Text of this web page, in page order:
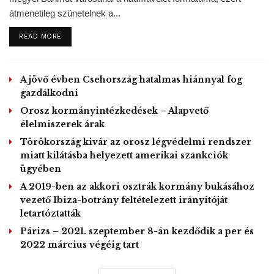
Az éttermekben, kávéházakban és a
bárokban az ott dolgozóknak kötelező lesz
takarniuk az arcukat érkezésekor és
távozáskor, valamint ha felállnak az
asztaltól.
Egy asztalnál legfeljebb tíz ember foglalhat helyet,
legalább egy méteres távolságot kell tartani az asztalok
között. A bárokban tilos lesz állva fogyasztani. A
vendéglátóipart sújtották valószínűleg a leginkább a
koronavírus-járvány miatti korlátozások – ismerte el Bruno
Le Maire gazdasági miniszter, és
keddi nyitást.„Hatalmas a várakozás, mindannyian
szeretnénk újra lélegezni és élni”
átmenetileg szünetelnek a...
READ MOREDETAILS
A jövő évben Csehország hatalmas hiánnyal fog
gazdálkodni
Orosz kormányintézkedések – Alapvető
élelmiszerek árak
Törökország kivár az orosz légvédelmi rendszer
miatt kilátásba helyezett amerikai szankciók
ügyében
A 2019-ben az akkori osztrák kormány bukásához
vezető Ibiza-botrány feltételezett irányítóját
letartóztatták
Párizs – 2021. szeptember 8-án kezdődik a per és
2022 március végéig tart